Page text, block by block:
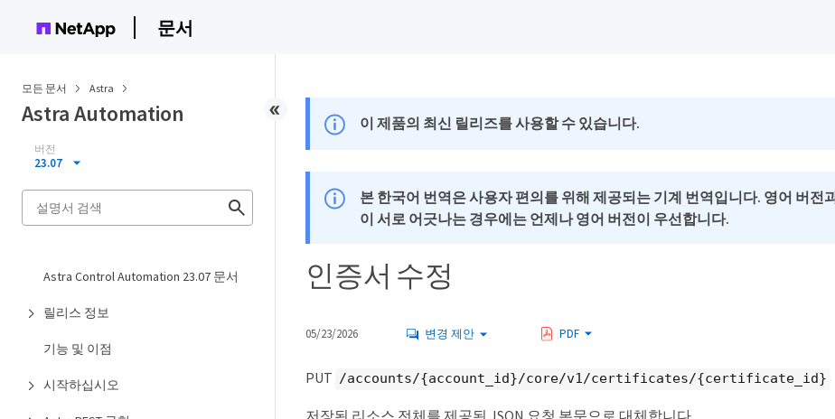
문서
모든 문서 Astra
Astra Automation
버전
23.07
Astra Control Automation 23.07 문서
릴리스 정보
기능 및 이점
시작하십시오
이 제품의 최신 릴리즈를 사용할 수 있습니다.
본 한국어 번역은 사용자 편의를 위해 제공되는 기계 번역입니다. 영어 버전
이 서로 어긋나는 경우에는 언제나 영어 버전이 우선합니다.
인증서 수정
05/23/2026 변경 제안 PDF
PUT /accounts/{account_id}/core/v1/certificates/{certificate_id}
저장된 리소스 전체를 제공된 JSON 요청 본문으로 대체합니다.